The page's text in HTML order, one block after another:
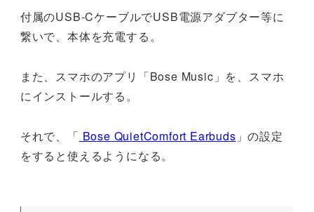
付属のUSB-CケーブルでUSB電源アダブター等に
繋いで、本体を充電する。
また、スマホのアプリ「Bose Music」を、スマホ
にインストールする。
それで、「 Bose QuietComfort Earbuds 」の設定
をすると使えるようになる。